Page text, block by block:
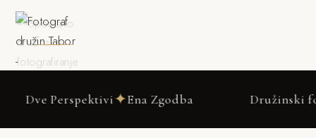
✦Ena Zgodba Družinski fotograf